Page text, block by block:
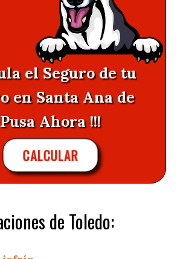
el Seguro de tu
en Santa Ana de
Pusa Ahora !!!
CALCULAR
de Toledo: